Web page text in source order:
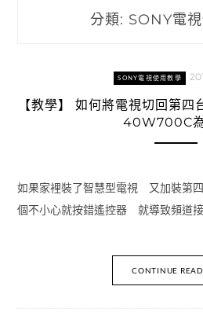
分類: SONY電
SONY電視使用教學
【教學】 如何將電視切回第
40W700C
如果家裡裝了智慧型電視 又加裝第
個不小心就按錯遙控器 就導致頻道
CONTINUE